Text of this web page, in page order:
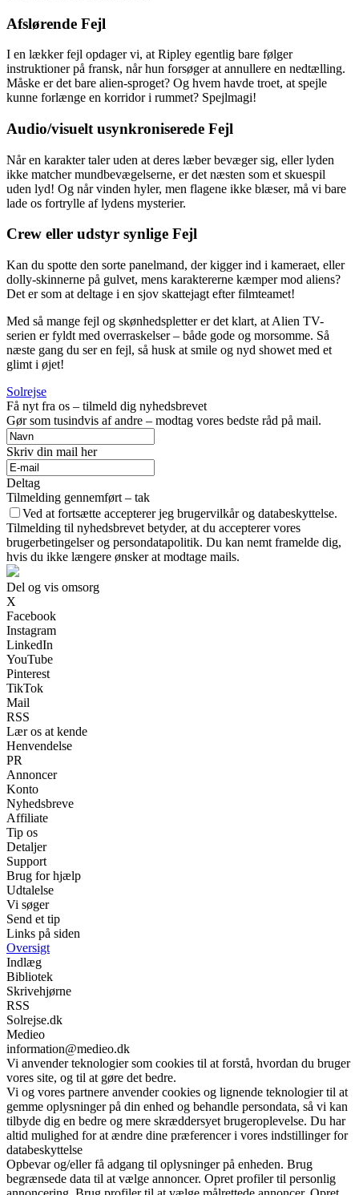
Afslørende Fejl
I en lækker fejl opdager vi, at Ripley egentlig bare følger
instruktioner på fransk, når hun forsøger at annullere en nedtælling.
Måske er det bare alien-sproget? Og hvem havde troet, at spejle
kunne forlænge en korridor i rummet? Spejlmagi!
Audio/visuelt usynkroniserede Fejl
Når en karakter taler uden at deres læber bevæger sig, eller lyden
ikke matcher mundbevægelserne, er det næsten som et skuespil
uden lyd! Og når vinden hyler, men flagene ikke blæser, må vi bare
lade os fortrylle af lydens mysterier.
Crew eller udstyr synlige Fejl
Kan du spotte den sorte panelmand, der kigger ind i kameraet, eller
dolly-skinnerne på gulvet, mens karaktererne kæmper mod aliens?
Det er som at deltage i en sjov skattejagt efter filmteamet!
Med så mange fejl og skønhedspletter er det klart, at Alien TV-
serien er fyldt med overraskelser – både gode og morsomme. Så
næste gang du ser en fejl, så husk at smile og nyd showet med et
glimt i øjet!
Solrejse
Få nyt fra os – tilmeld dig nyhedsbrevet
Gør som tusindvis af andre – modtag vores bedste råd på mail.
Skriv din mail her
Deltag
Tilmelding gennemført – tak
Ved at fortsætte accepterer jeg brugervilkår og databeskyttelse.
Tilmelding til nyhedsbrevet betyder, at du accepterer vores
brugerbetingelser og persondatapolitik. Du kan nemt framelde dig,
hvis du ikke længere ønsker at modtage mails.
Del og vis omsorg
X
Facebook
Instagram
LinkedIn
YouTube
Pinterest
TikTok
Mail
RSS
Lær os at kende
Henvendelse
PR
Annoncer
Konto
Nyhedsbreve
Affiliate
Tip os
Detaljer
Support
Brug for hjælp
Udtalelse
Vi søger
Send et tip
Links på siden
Oversigt
Indlæg
Bibliotek
Skrivehjørne
RSS
Solrejse.dk
Medieo
information@medieo.dk
Vi anvender teknologier som cookies til at forstå, hvordan du bruger
vores site, og til at gøre det bedre.
Vi og vores partnere anvender cookies og lignende teknologier til at
gemme oplysninger på din enhed og behandle persondata, så vi kan
tilbyde dig en bedre og mere skræddersyet brugeroplevelse. Du har
altid mulighed for at ændre dine præferencer i vores indstillinger for
databeskyttelse
Opbevar og/eller få adgang til oplysninger på enheden. Brug
begrænsede data til at vælge annoncer. Opret profiler til personlig